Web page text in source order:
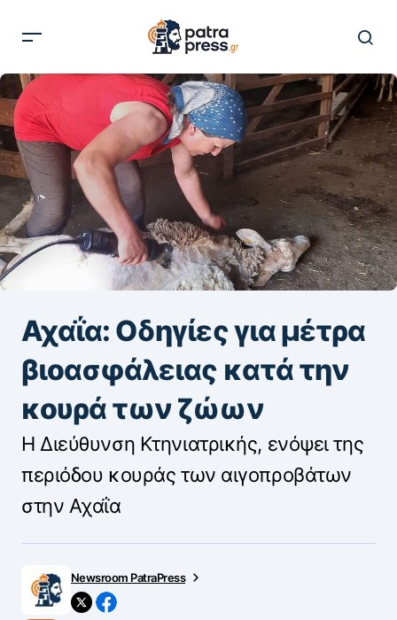
Αχαΐα: Οδηγίες για μέτρα
βιοασφάλειας κατά την
κουρά των ζώων
Η Διεύθυνση Κτηνιατρικής, ενόψει της
περιόδου κουράς των αιγοπροβάτων
στην Αχαΐα
Newsroom PatraPress